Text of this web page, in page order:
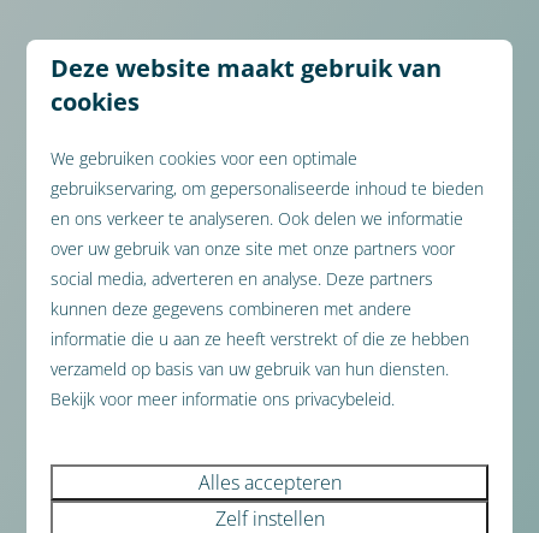
Wat onze gasten zeggen
“Een mooi en goed verzorgd huisje met alles
wat je nodig hebt. Fijn gelegen, uitstekend
bereikbaar met het openbaar vervoer. De
huurfietsen zijn van topkwaliteit en de app
biedt duidelijke en uitgebreide informatie.”
Oktober 2025 - Desiree V. verbleef in
Biebosch
Deze website maakt gebruik van
cookies
We gebruiken cookies voor een optimale
gebruikservaring, om gepersonaliseerde inhoud te bieden
en ons verkeer te analyseren. Ook delen we informatie
over uw gebruik van onze site met onze partners voor
social media, adverteren en analyse. Deze partners
kunnen deze gegevens combineren met andere
informatie die u aan ze heeft verstrekt of die ze hebben
verzameld op basis van uw gebruik van hun diensten.
Bekijk voor meer informatie ons privacybeleid.
Alles accepteren
Zelf instellen